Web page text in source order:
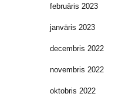
februāris 2023
janvāris 2023
decembris 2022
novembris 2022
oktobris 2022